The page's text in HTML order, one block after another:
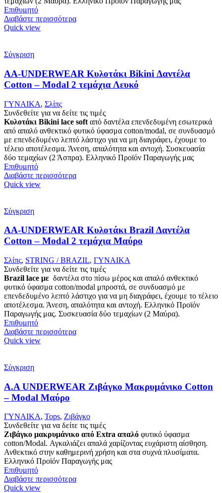
Επιθυμητό
Διαβάστε περισσότερα
Quick view
Σύγκριση
AA-UNDERWEAR Κυλοτάκι Bikini Δαντέλα
Cotton – Modal 2 τεμάχια Λευκό
ΓΥΝΑΙΚΑ, Σλίπς
Συνδεθείτε για να δείτε τις τιμές
Κυλοτάκι Bikini lace soft από δαντέλα επενδεδυμένη εσωτερικά
από απαλό ανθεκτικό φυτικό ύφασμα cotton/modal, σε συνδυασμό
με επενδεδυμένο λεπτό λάστιχο για να μη διαγράφει, έχουμε το
τέλειο αποτέλεσμα. Άνεση, απαλότητα και αντοχή. Συσκευασία
δύο τεμαχίων (2 Άσπρα). Ελληνικό Προϊόν Παραγωγής μας
Επιθυμητό
Διαβάστε περισσότερα
Quick view
Σύγκριση
AA-UNDERWEAR Κυλοτάκι Brazil Δαντέλα
Cotton – Modal 2 τεμάχια Μαύρο
Σλίπς, STRING / BRAZIL, ΓΥΝΑΙΚΑ
Συνδεθείτε για να δείτε τις τιμές
Brazil lace με δαντέλα στο πίσω μέρος και απαλό ανθεκτικό
φυτικό ύφασμα cotton/modal μπροστά, σε συνδυασμό με
επενδεδυμένο λεπτό λάστιχο για να μη διαγράφει, έχουμε το τέλειο
αποτέλεσμα. Άνεση, απαλότητα και αντοχή. Ελληνικό Προϊόν
Παραγωγής μας. Συσκευασία δύο τεμαχίων (2 Μαύρα).
Επιθυμητό
Διαβάστε περισσότερα
Quick view
Σύγκριση
Α.A UNDERWEAR Ζιβάγκο Μακρυμάνικο Cotton
– Modal Μαύρο
ΓΥΝΑΙΚΑ, Tops, Ζιβάγκο
Συνδεθείτε για να δείτε τις τιμές
Ζιβάγκο μακρυμάνικο από Extra απαλό φυτικό ύφασμα
cotton/Modal. Αγκαλιάζει απαλά χαρίζοντας ευχάριστη αίσθηση.
Ανθεκτικό στην καθημερινή χρήση και στα συχνά πλυσίματα.
Ελληνικό Προϊόν Παραγωγής μας
Επιθυμητό
Διαβάστε περισσότερα
Quick view